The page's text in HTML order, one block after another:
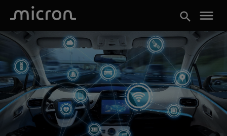
search menu